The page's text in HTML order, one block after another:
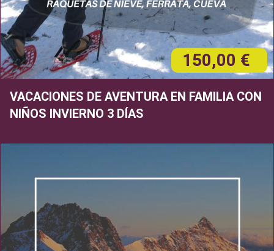
150,00 €
VACACIONES DE AVENTURA EN FAMILIA CON
NIÑOS INVIERNO 3 DÍAS